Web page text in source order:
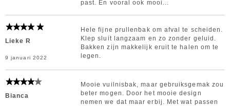
past. En vooral ook mooi...
Lieke R
9 januari 2022
Hele fijne prullenbak om afval te scheiden.
Klep sluit langzaam en zo zonder geluid.
Bakken zijn makkelijk eruit te halen om te
legen.
Bianca
Mooie vuilnisbak, maar gebruiksgemak zou
beter mogen. Door het mooie design
nemen we dat maar erbij. Met wat passen